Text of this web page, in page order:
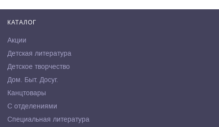
КАТАЛОГ
Акции
Детская литература
Детское творчество
Дом. Быт. Досуг.
Канцтовары
С отделениями
Специальная литература